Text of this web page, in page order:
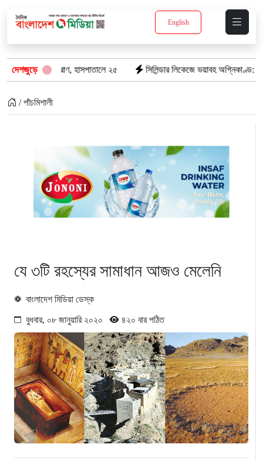
English
দেশজুড়ে
তাজা প্রাণ, হাসপাতালে ২৫ সিলিন্ডার লিকেজে ভয়াবহ অগ্নিকাণ্ড: দগ্ধ ৩
/ পাঁচমিশালী
যে ৩টি রহস্যের সামাধান আজও মেলেনি
বাংলাদেশ মিডিয়া ডেস্ক
বুধবার, ০৮ জানুয়ারি ২০২০ ৪২০ বার পঠিত